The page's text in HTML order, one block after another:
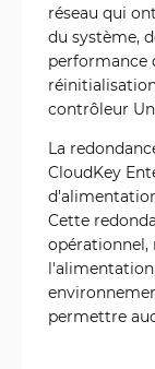
réseau qui
du système,
performance
contrôleur
La
CloudKey
Cette
opérationnel,
permettre